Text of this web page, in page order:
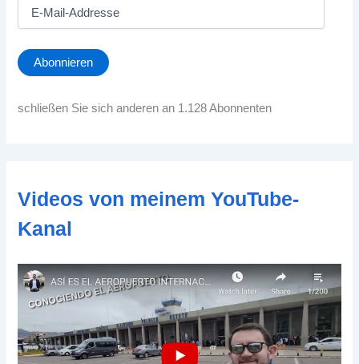
a
i
A
s
e
Abonnieren
schließen Sie sich anderen an 1.128 Abonnenten
Videos von meinem YouTube-
Kanal